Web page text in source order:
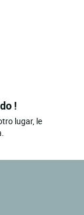
!
lugar, le